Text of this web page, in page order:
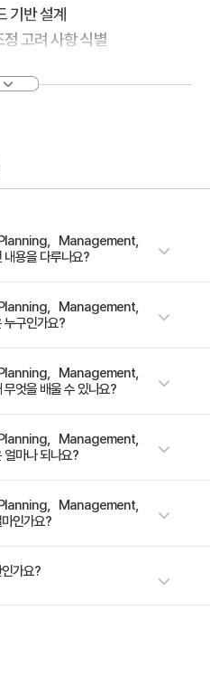
기반 설계
고려 사항 식별
도메인의 ESXi에 대한 세부 설계
사항
도메인의 vSphere 네트워킹에 대
메인의 스토리지에 대한 세부 설
Manager™ 인스턴스가 있는 워
스턴스가 있는 워크로드 도메인
사항
체계 설명
노드 설계 및 물리적 네트워크
계 설명
，Management，
용을 다루나요?
사용자 지정을 포함하여 하이브
계획, 배포, 관리 및 운영하는 방법에
및 네트워크 관리에 대해 설명합니
주기 관리 및 문제 해결도 다룹니다.
，Management，
구인가요?
리를 담당하는 숙련된 시스템 관리
，Management，
엇을 배울 수 있나요?
달성할 수 있습니다. - VMware
키텍처의 설계 의미 설명 - VMware
아키텍처 설명 - VMware
리적 및 가상 네트워킹 고려 사항 설
이미지 생성 - VMware Cloud
명 - VMware Cloud Foundation™
，Management，
마나 되나요?
지에서 확인하실 수 있습니다.
，Management，
인가요?
다. 고용보험 환급 및 기업 할인 혜
가요?